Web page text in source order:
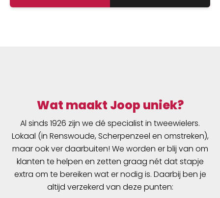
Wat maakt Joop uniek?
Al sinds 1926 zijn we dé specialist in tweewielers.
Lokaal (in Renswoude, Scherpenzeel en omstreken),
maar ook ver daarbuiten! We worden er blij van om
klanten te helpen en zetten graag nét dat stapje
extra om te bereiken wat er nodig is. Daarbij ben je
altijd verzekerd van deze punten: